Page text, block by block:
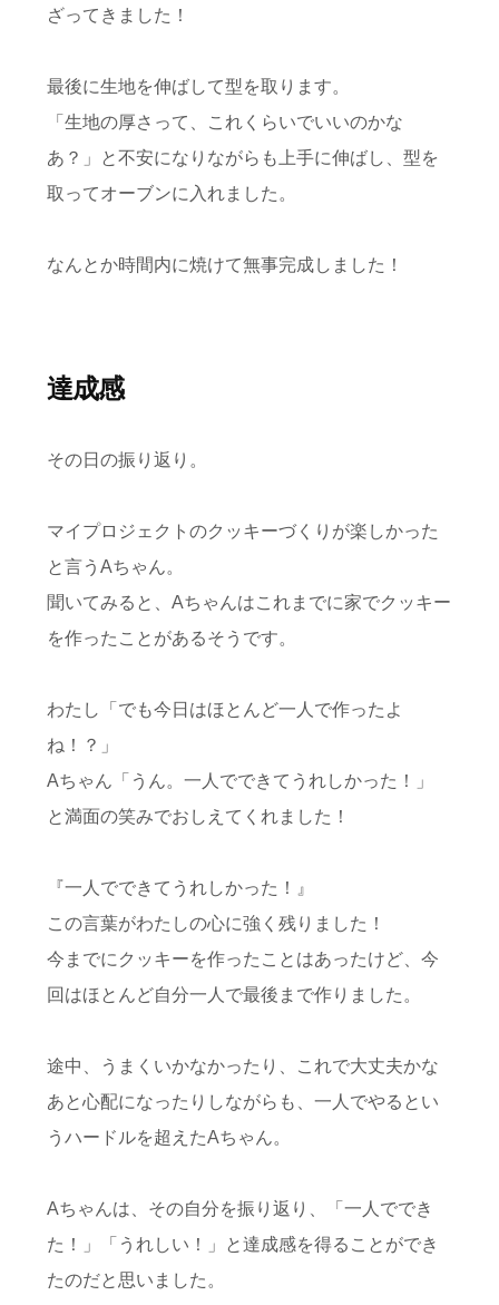
ざってきました！
最後に生地を伸ばして型を取ります。
「生地の厚さって、これくらいでいいのかな
あ？」と不安になりながらも上手に伸ばし、型を
取ってオーブンに入れました。
なんとか時間内に焼けて無事完成しました！
達成感
その日の振り返り。
マイプロジェクトのクッキーづくりが楽しかった
と言うAちゃん。
聞いてみると、Aちゃんはこれまでに家でクッキー
を作ったことがあるそうです。
わたし「でも今日はほとんど一人で作ったよ
ね！？」
Aちゃん「うん。一人でできてうれしかった！」
と満面の笑みでおしえてくれました！
『一人でできてうれしかった！』
この言葉がわたしの心に強く残りました！
今までにクッキーを作ったことはあったけど、今
回はほとんど自分一人で最後まで作りました。
途中、うまくいかなかったり、これで大丈夫かな
あと心配になったりしながらも、一人でやるとい
うハードルを超えたAちゃん。
Aちゃんは、その自分を振り返り、「一人ででき
た！」「うれしい！」と達成感を得ることができ
たのだと思いました。